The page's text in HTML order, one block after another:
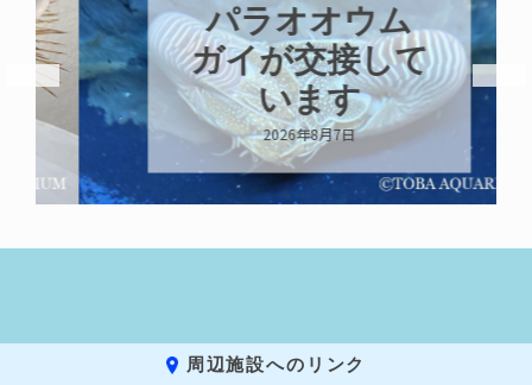
パラオオウム
ガイが交接して
います
2026年8月7日
周辺施設へのリンク